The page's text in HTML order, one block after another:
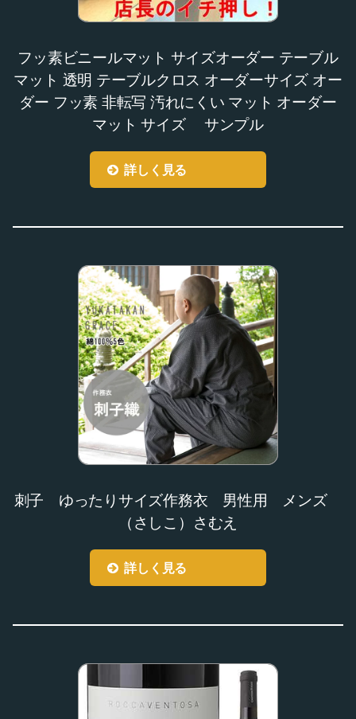
フッ素ビニールマット サイズオーダー テーブル
マット 透明 テーブルクロス オーダーサイズ オー
ダー フッ素 非転写 汚れにくい マット オーダー
マット サイズ サンプル
詳しく見る
刺子 ゆったりサイズ作務衣 男性用 メンズ
（さしこ）さむえ
詳しく見る